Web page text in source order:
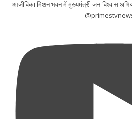
आजीविका मिशन भवन में मुख्यमंत्री जन-विश्वास